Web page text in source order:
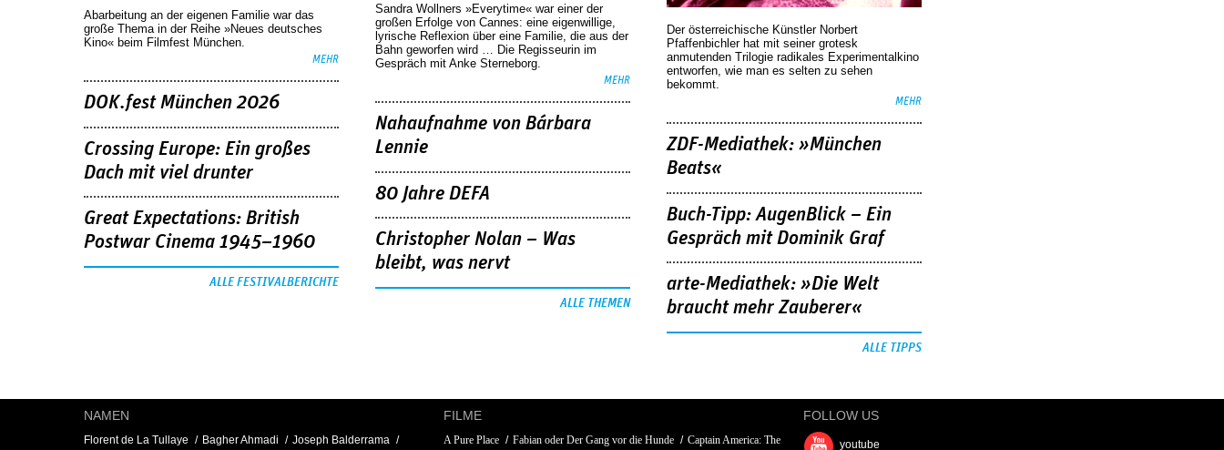
Abarbeitung an der eigenen Familie war das
große Thema in der Reihe »Neues deutsches
Kino« beim Filmfest München.
MEHR
DOK.fest München 2026
Crossing Europe: Ein großes
Dach mit viel drunter
Great Expectations: British
Postwar Cinema 1945–1960
ALLE FESTIVALBERICHTE
Sandra Wollners »Everytime« war einer der
großen Erfolge von Cannes: eine eigenwillige,
lyrische Reflexion über eine ­Familie, die aus der
Bahn geworfen wird … Die Regisseurin im
Gespräch mit Anke Sterneborg.
MEHR
Nahaufnahme von Bárbara
Lennie
80 Jahre DEFA
Christopher Nolan – Was
bleibt, was nervt
ALLE THEMEN
Der österreichische Künstler Norbert
Pfaffenbichler hat mit seiner grotesk
anmutenden Trilogie radikales Experimentalkino
entworfen, wie man es selten zu sehen
bekommt.
MEHR
ZDF-Mediathek: »München
Beats«
Buch-Tipp: AugenBlick – Ein
Gespräch mit Dominik Graf
arte-Mediathek: »Die Welt
braucht mehr Zauberer«
ALLE TIPPS
NAMEN
Florent de La Tullaye Bagher Ahmadi Joseph Balderrama
FILME
A Pure Place Fabian oder Der Gang vor die Hunde Captain America: The
FOLLOW US
youtube